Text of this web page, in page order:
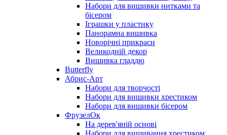
Набори для вишивки нитками та
бісером
Іграшки у пластику
Панорамна вишивка
Новорічні прикраси
Великодній декор
Вишивка гладдю
Butterfly
Абрис-Арт
Набори для творчості
Набори для вишивки хрестиком
Набори для вишивки бісером
ФрузелОк
На дерев'яній основі
Набори для вишивання хрестиком